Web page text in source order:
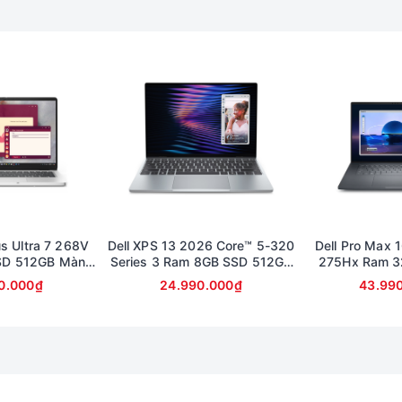
rãi và khá bằng phẳng . Hành trình của phím là 1,4mm cùng
hỗ trợ mọi thao tác đa điểm trên windows 10 đem lại sự tương
đẳng cấp . Hãy liên hệ vớiXrazerđể nhận giá ưu đãi cho dòng
Ultra 7 268V
512GB Màn
Touch
Dell XPS 13 2026 Core™ 5-320
Series 3 Ram 8GB SSD 512GB
Màn 13.4inch 2K cảm ứng
24.990.000₫
Dell Pro Max
275Hx Ram
Card RTX
FullHD (bảo